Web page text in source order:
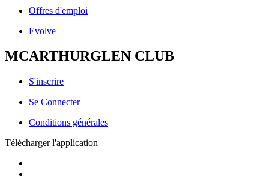
Offres d'emploi
Evolve
MCARTHURGLEN CLUB
S'inscrire
Se Connecter
Conditions générales
Télécharger l'application